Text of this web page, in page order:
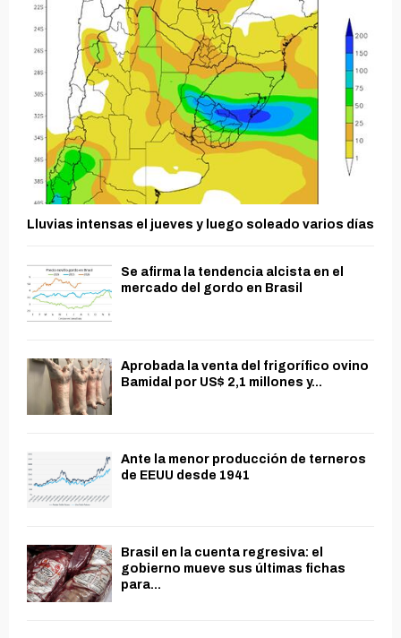
Lluvias intensas el jueves y luego soleado varios días
Se afirma la tendencia alcista en el
mercado del gordo en Brasil
Aprobada la venta del frigorífico ovino
Bamidal por US$ 2,1 millones y...
Ante la menor producción de terneros
de EEUU desde 1941
Brasil en la cuenta regresiva: el
gobierno mueve sus últimas fichas
para...